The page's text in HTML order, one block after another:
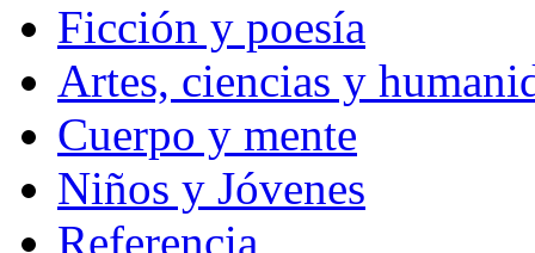
Ficción y poesía
Artes, ciencias y
Cuerpo y mente
Niños y Jóvenes
Referencia